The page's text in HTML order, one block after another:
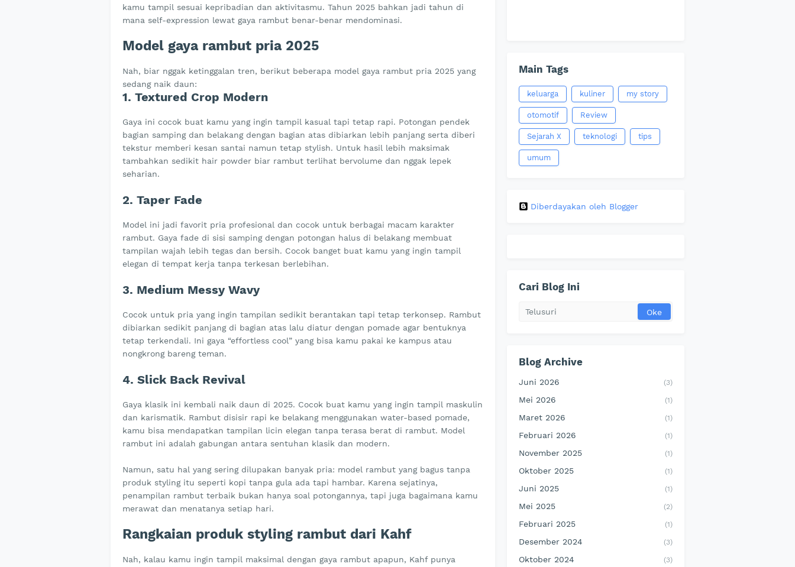
kamu tampil sesuai kepribadian dan aktivitasmu. Tahun 2025 bahkan jadi tahun di
mana self-expression lewat gaya rambut benar-benar mendominasi.
Model gaya rambut pria 2025
Nah, biar nggak ketinggalan tren, berikut beberapa model gaya rambut pria 2025 yang
sedang naik daun:
1. Textured Crop Modern
Gaya ini cocok buat kamu yang ingin tampil kasual tapi tetap rapi. Potongan pendek
bagian samping dan belakang dengan bagian atas dibiarkan lebih panjang serta diberi
tekstur memberi kesan santai namun tetap stylish. Untuk hasil lebih maksimak
tambahkan sedikit hair powder biar rambut terlihat bervolume dan nggak lepek
seharian.
2. Taper Fade
Model ini jadi favorit pria profesional dan cocok untuk berbagai macam karakter
rambut. Gaya fade di sisi samping dengan potongan halus di belakang membuat
tampilan wajah lebih tegas dan bersih. Cocok banget buat kamu yang ingin tampil
elegan di tempat kerja tanpa terkesan berlebihan.
3. Medium Messy Wavy
Cocok untuk pria yang ingin tampilan sedikit berantakan tapi tetap terkonsep. Rambut
dibiarkan sedikit panjang di bagian atas lalu diatur dengan pomade agar bentuknya
tetap terkendali. Ini gaya “effortless cool” yang bisa kamu pakai ke kampus atau
nongkrong bareng teman.
4. Slick Back Revival
Gaya klasik ini kembali naik daun di 2025. Cocok buat kamu yang ingin tampil maskulin
dan karismatik. Rambut disisir rapi ke belakang menggunakan water-based pomade,
kamu bisa mendapatkan tampilan licin elegan tanpa terasa berat di rambut. Model
rambut ini adalah gabungan antara sentuhan klasik dan modern.
Namun, satu hal yang sering dilupakan banyak pria: model rambut yang bagus tanpa
produk styling itu seperti kopi tanpa gula ada tapi hambar. Karena sejatinya,
penampilan rambut terbaik bukan hanya soal potongannya, tapi juga bagaimana kamu
merawat dan menatanya setiap hari.
Rangkaian produk styling rambut dari Kahf
Nah, kalau kamu ingin tampil maksimal dengan gaya rambut apapun, Kahf punya
Main Tags
keluarga kuliner my story
otomotif Review
Sejarah X teknologi tips
umum
Diberdayakan oleh Blogger
Cari Blog Ini
Blog Archive
Juni 2026 (3)
Mei 2026 (1)
Maret 2026 (1)
Februari 2026 (1)
November 2025 (1)
Oktober 2025 (1)
Juni 2025 (1)
Mei 2025 (2)
Februari 2025 (1)
Desember 2024 (3)
Oktober 2024 (3)